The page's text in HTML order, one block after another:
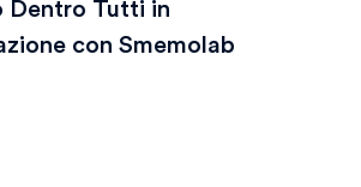
Dentro Tutti in
con Smemolab